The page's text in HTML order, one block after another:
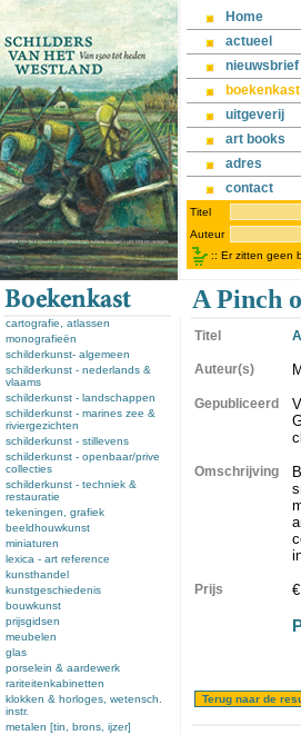
Home
actueel
nieuwsbrief
boekenkast
uitgeverij
art books
adres
contact
Titel
Auteur
:: Er zitten geen
cartografie, atlassen
monografieën
schilderkunst- algemeen
schilderkunst - nederlands &
vlaams
schilderkunst - landschappen
schilderkunst - marines zee &
riviergezichten
schilderkunst - stillevens
schilderkunst - openbaar/prive
collecties
schilderkunst - techniek &
restauratie
tekeningen, grafiek
beeldhouwkunst
miniaturen
lexica - art reference
kunsthandel
kunstgeschiedenis
bouwkunst
prijsgidsen
meubelen
glas
porselein & aardewerk
rariteitenkabinetten
klokken & horloges, wetensch.
instr.
metalen [tin, brons, ijzer]
A Pinch
Titel
Auteur(s)
Gepubliceerd
Omschrijving
Prijs